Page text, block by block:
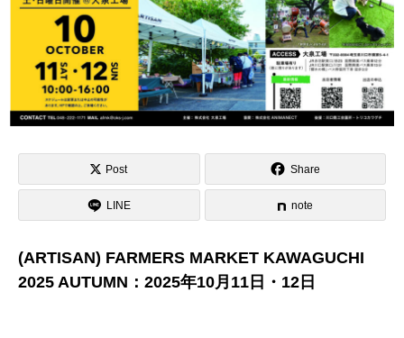
Post Share
LINE note
(ARTISAN) FARMERS MARKET KAWAGUCHI
2025 AUTUMN：2025年10月11日・12日